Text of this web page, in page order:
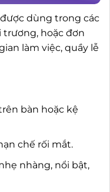
dùng trong các
trương, hoặc đơn
làm việc, quầy lễ
bàn hoặc kệ
chế rối mắt.
nhàng, nổi bật,